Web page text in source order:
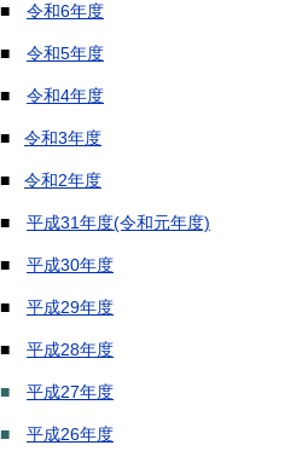
■ 令和6年度
■ 令和5年度
■ 令和4年度
■ 令和3年度
■ 令和2年度
■ 平成31年度(令和元年度)
■ 平成30年度
■ 平成29年度
■ 平成28年度
■ 平成27年度
■ 平成26年度